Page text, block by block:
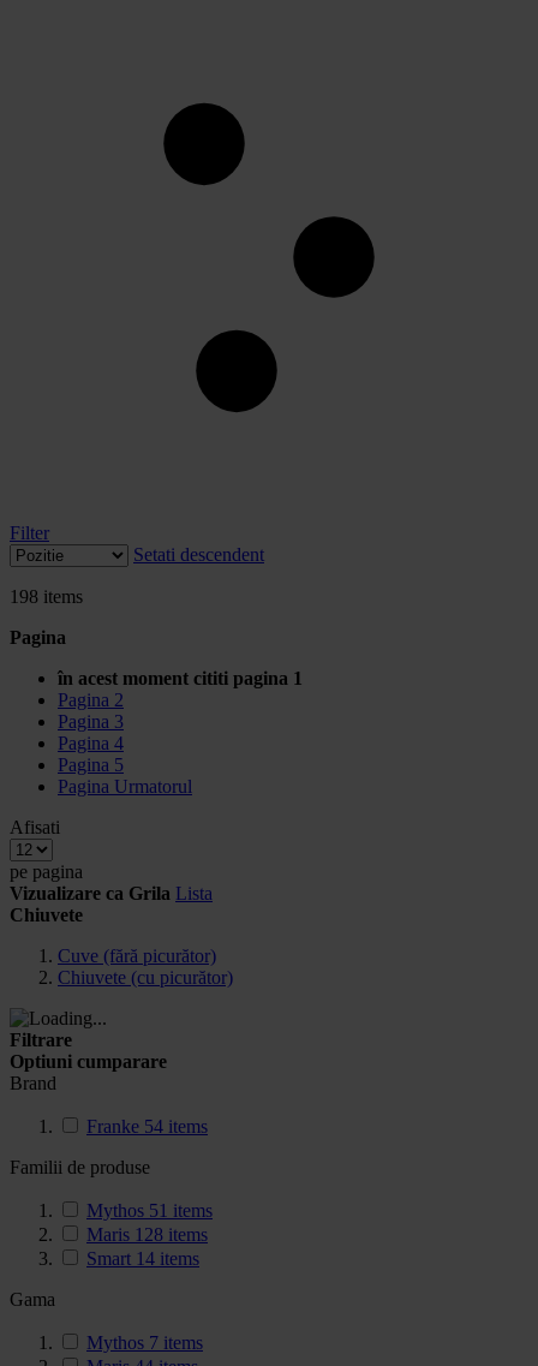
Filter
Setati descendent
198 items
Pagina
în acest moment cititi pagina 1
Pagina 2
Pagina 3
Pagina 4
Pagina 5
Pagina Urmatorul
Afisati
pe pagina
Vizualizare ca Grila Lista
Chiuvete
Cuve (fără picurător)
Chiuvete (cu picurător)
Filtrare
Optiuni cumparare
Brand
Franke 54 items
Familii de produse
Mythos 51 items
Maris 128 items
Smart 14 items
Gama
Mythos 7 items